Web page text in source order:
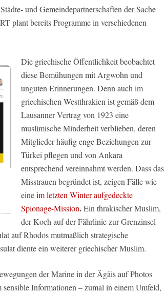
und Gemeindepartnerschaften der Sache
plant bereits Programme in verschiedenen
Die griechische Öffentlichkeit beobachtet
diese Bemühungen mit Argwohn und
unguten Erinnerungen. Denn auch im
griechischen Westthrakien ist gemäß dem
Lausanner Vertrag von 1923 eine
muslimische Minderheit verblieben, deren
Mitglieder häufig enge Beziehungen zur
Türkei pflegen und von Ankara
entsprechend vereinnahmt werden. Dass das
Misstrauen begründet ist, zeigen Fälle wie
eineim letzten Winter aufgedeckte
Spionage-Mission.Ein thrakischer Muslim,
der Koch auf der Fährlinie zur Grenzinsel
auf Rhodos mutmaßlich strategische
diente ein weiterer griechischer Muslim.
der Marine in der Ägäis auf Photos
Informationen – zumal in einem Umfeld,